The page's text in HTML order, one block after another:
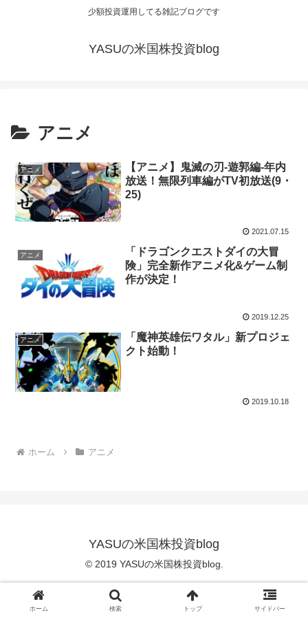
少額投資運用してる雑記ブログです
YASUの米国株投資blog
アニメ
アニメ
【アニメ】鬼滅の刃-遊郭編-年内
放送！無限列車編がTV初放送(9・
25)
2021.07.15
アニメ
「ドラゴンクエストダイの大冒
険」完全新作アニメ化&ゲーム制
作が決定！
2019.12.25
アニメ
「魔神英雄伝ワタル」新プロジェ
クト始動！
2019.10.18
ホーム アニメ
YASUの米国株投資blog
© 2019 YASUの米国株投資blog.
ホーム 検索 トップ サイドバー